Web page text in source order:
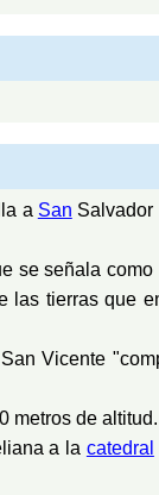
a San Salvador
se señala como
las tierras que
Vicente
metros de altitud.
a la catedral